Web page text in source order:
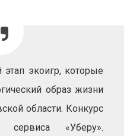
экоигр, которые
образ жизни
области. Конкурс
«Уберу».